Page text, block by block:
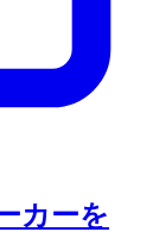
カーを